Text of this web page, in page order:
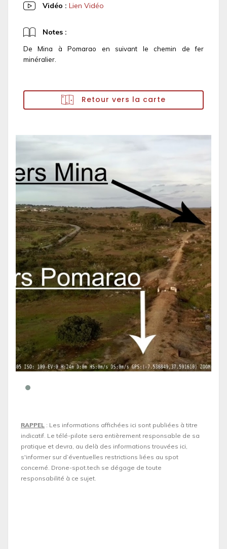
Vidéo : Lien Vidéo
Notes :
De Mina à Pomarao en suivant le chemin de fer
minéralier.
Retour vers la carte
RAPPEL : Les informations affichées ici sont publiées à titre
indicatif. Le télé-pilote sera entièrement responsable de sa
pratique et devra, au delà des informations trouvées ici,
s'informer sur d’éventuelles restrictions liées au spot
concerné. Drone-spot.tech se dégage de toute
responsabilité à ce sujet.